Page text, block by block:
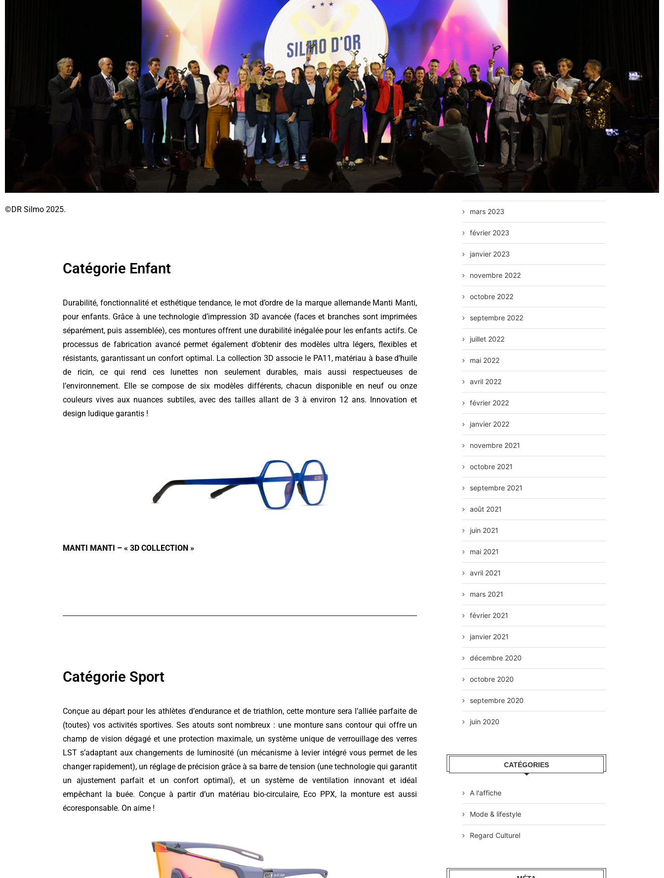
©DR Silmo 2025.
Catégorie Enfant
Durabilité, fonctionnalité et esthétique tendance, le mot d’ordre de la marque allemande Manti Manti,
pour enfants. Grâce à une technologie d’impression 3D avancée (faces et branches sont imprimées
séparément, puis assemblée), ces montures offrent une durabilité inégalée pour les enfants actifs. Ce
processus de fabrication avancé permet également d’obtenir des modèles ultra légers, flexibles et
résistants, garantissant un confort optimal. La collection 3D associe le PA11, matériau à base d’huile
de ricin, ce qui rend ces lunettes non seulement durables, mais aussi respectueuses de
l’environnement. Elle se compose de six modèles différents, chacun disponible en neuf ou onze
couleurs vives aux nuances subtiles, avec des tailles allant de 3 à environ 12 ans. Innovation et
design ludique garantis !
MANTI MANTI – « 3D COLLECTION »
Catégorie Sport
Conçue au départ pour les athlètes d’endurance et de triathlon, cette monture sera l’alliée parfaite de
(toutes) vos activités sportives. Ses atouts sont nombreux : une monture sans contour qui offre un
champ de vision dégagé et une protection maximale, un système unique de verrouillage des verres
LST s’adaptant aux changements de luminosité (un mécanisme à levier intégré vous permet de les
changer rapidement), un réglage de précision grâce à sa barre de tension (une technologie qui garantit
un ajustement parfait et un confort optimal), et un système de ventilation innovant et idéal
empêchant la buée. Conçue à partir d’un matériau bio-circulaire, Eco PPX, la monture est aussi
écoresponsable. On aime !
février 2024
janvier 2024
novembre 2023
octobre 2023
septembre 2023
juillet 2023
juin 2023
mai 2023
avril 2023
mars 2023
février 2023
janvier 2023
novembre 2022
octobre 2022
septembre 2022
juillet 2022
mai 2022
avril 2022
février 2022
janvier 2022
novembre 2021
octobre 2021
septembre 2021
août 2021
juin 2021
mai 2021
avril 2021
mars 2021
février 2021
janvier 2021
décembre 2020
octobre 2020
septembre 2020
juin 2020
CATÉGORIES
A l'affiche
Mode & lifestyle
Regard Culturel